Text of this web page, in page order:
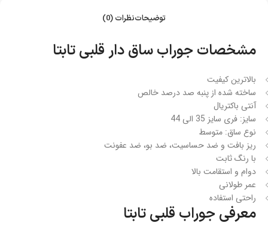
توضیحاتنظرات (0)
مشخصات جوراب ساق دار قلبی تابتا
بالاترین کیفیت
ساخته شده از پنبه صد درصد خالص
آنتی باکتریال
سایز: فری سایز 35 الی 44
نوع ساق: متوسط
ریز بافت و ضد حساسیت، ضد بو، ضد عفونت
با رنگ ثابت
دوام و استقامت بالا
عمر طولانی
راحتی استفاده
معرفی جوراب قلبی تابتا